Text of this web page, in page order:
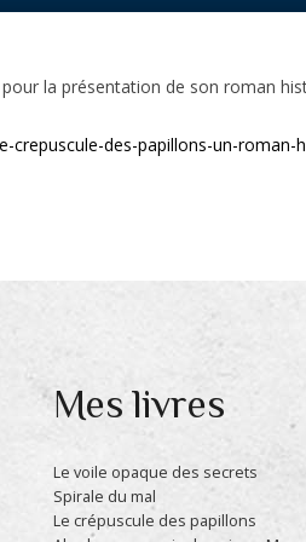
la présentation de son roman
crepuscule-des-papillons-un-
Mes livres
Le voile opaque des secrets
Spirale du mal
Le crépuscule des papillons